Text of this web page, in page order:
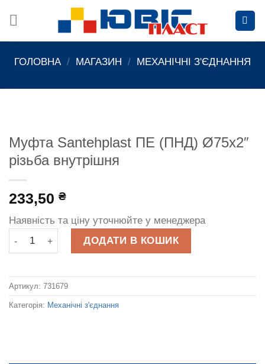
ГОЛОВНА / МАГАЗИН / МЕХАНІЧНІ З'ЄДНАННЯ
Муфта Santehplast ПЕ (ПНД) Ø75х2″
різьба внутрішня
233,50 ₴
Наявність та ціну уточнюйте у менеджера
Муфта Santehplast ПЕ (ПНД) Ø75х2" різьба внутрішня
ДОДАТИ В КОШИК
Артикул: 731679
Категорія: Механічні з'єднання